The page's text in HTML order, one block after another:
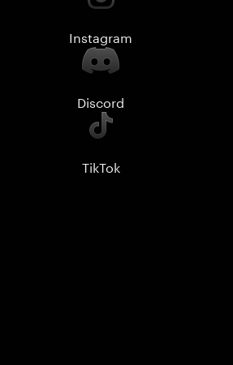
Instagram
Discord
TikTok